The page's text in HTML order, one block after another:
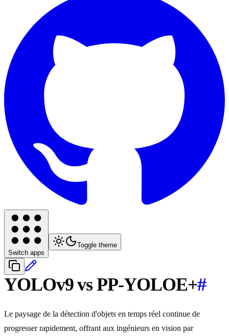
Switch apps
Toggle theme
YOLOv9 vs PP-YOLOE+#
Le paysage de la détection d'objets en temps réel continue de
progresser rapidement, offrant aux ingénieurs en vision par